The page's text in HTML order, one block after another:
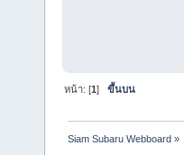
หน้า: [1]ขึ้นบน
Siam Subaru Webboard »